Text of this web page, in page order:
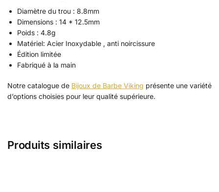
Diamètre du trou : 8.8mm
Dimensions : 14 * 12.5mm
Poids : 4.8g
Matériel: Acier Inoxydable , anti noircissure
Édition limitée
Fabriqué à la main
Notre catalogue de Bijoux de Barbe Viking présente une variété
d’options choisies pour leur qualité supérieure.
Produits similaires